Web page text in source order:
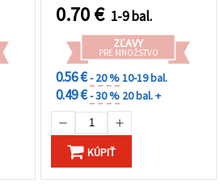
0.70€ 1-9 bal.
ZĽAVY
PRE MNOŽSTVO
0.56 €- 20 %10-19 bal.
0.49 €- 30 % 20 bal. +
KÚPIŤ